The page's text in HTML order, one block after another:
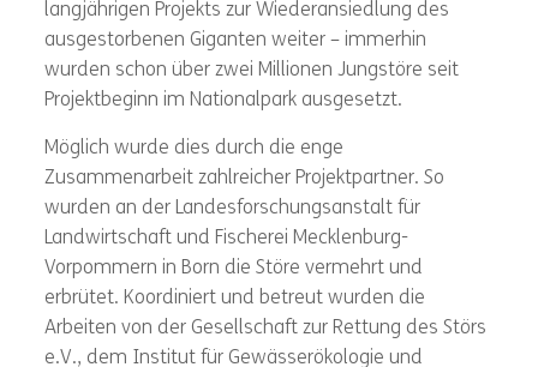
langjährigen Projekts zur Wiederansiedlung des
ausgestorbenen Giganten weiter – immerhin
wurden schon über zwei Millionen Jungstöre seit
Projektbeginn im Nationalpark ausgesetzt.
Möglich wurde dies durch die enge
Zusammenarbeit zahlreicher Projektpartner. So
wurden an der Landesforschungsanstalt für
Landwirtschaft und Fischerei Mecklenburg-
Vorpommern in Born die Störe vermehrt und
erbrütet. Koordiniert und betreut wurden die
Arbeiten von der Gesellschaft zur Rettung des Störs
e.V., dem Institut für Gewässerökologie und